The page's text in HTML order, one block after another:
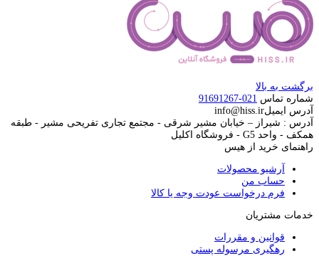
برگشت به بالا
شماره تماس 021-91691267
آدرس ایمیلinfo@hiss.ir
آدرس : شیراز – خیابان مشیر شرقی - مجتمع تجاری تفریحی مشیر - طبقه
همکف - واحد G5 - فروشگاه اکلیل
راهنمای خرید از هیس
آرشیو محصولات
حساب من
فرم درخواست عودت وجه یا کالا
خدمات مشتریان
قوانین و مقررات
رهگیری مرسوله پستی